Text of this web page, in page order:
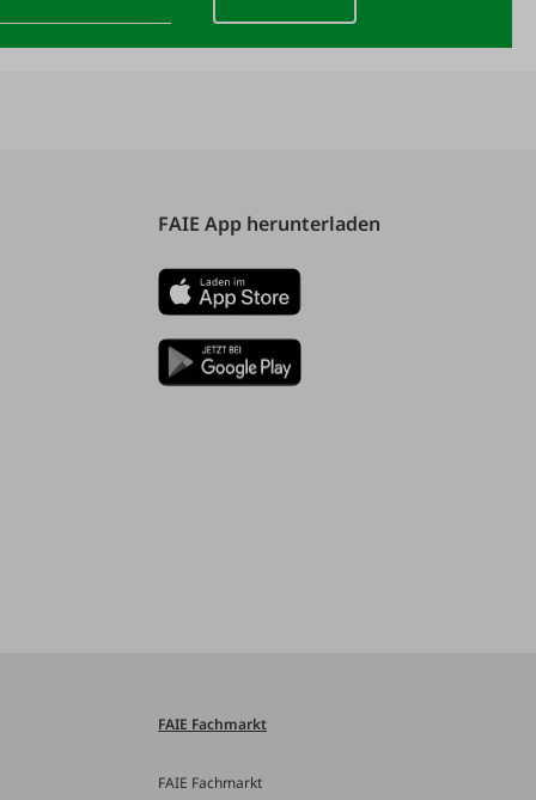
FAIE App herunterladen
FAIE Fachmarkt
FAIE Fachmarkt